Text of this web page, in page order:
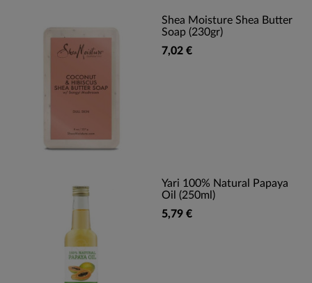
Shea Moisture Shea Butter
Soap (230gr)
7,02 €
Yari 100% Natural Papaya
Oil (250ml)
5,79 €